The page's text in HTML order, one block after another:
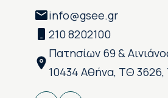
info@gsee.gr
210 8202100
Πατησίων 69 &
10434 Αθήνα, ΤΘ 3626,